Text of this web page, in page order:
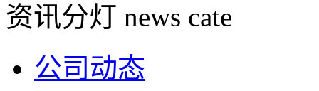
资讯分灯 news cate
公司动态